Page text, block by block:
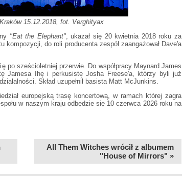
15.12.2018, fot. Verghityax
"Eat the Elephant", ukazał się 20 kwietnia 2018 roku za
kompozycji, do roli producenta zespół zaangażował Dave'a
po sześcioletniej przerwie. Do współpracy Maynard James
Jamesa Ihę i perkusistę Josha Freese'a, którzy byli już
Skład uzupełnił basista Matt McJunkins.
europejską trasę koncertową, w ramach której zagra
w naszym kraju odbędzie się 10 czerwca 2026 roku na
All Them Witches wrócił z albumem
"House of Mirrors" »